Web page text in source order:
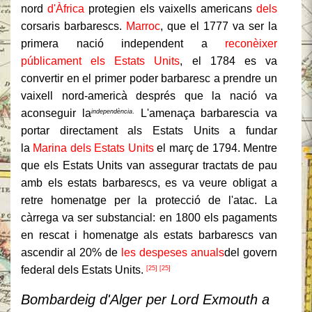
nordd'Àfrica protegien els vaixells americansdels
corsaris barbarescs. Marroc, que el 1777 va ser la
primera nació independent a reconèixer
públicament els Estats Units, el 1784 es va
convertir en el primer poder barbaresc a prendre un
vaixell nord-americà després que la nació va
aconseguir laindependència. L'amenaça barbarescia va
portar directament als Estats Units a fundar
la Marina dels Estats Unitsel març de 1794. Mentre
que els Estats Units van assegurar tractats de pau
amb els estats barbarescs, es va veure obligat a
retre homenatge per la protecció de l'atac. La
càrrega va ser substancial: en 1800 els pagaments
en rescat i homenatge als estats barbarescs van
ascendir al 20% de les despeses anualsdel govern
federal dels Estats Units. [25] [25]
Bombardeig d'Alger per Lord Exmouth a